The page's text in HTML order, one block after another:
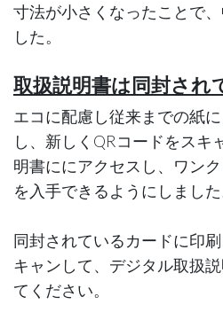
寸法が小さくなったことで
した。
取扱説明書は同封され
エコに配慮し従来までの紙
し、新しくQRコードをスキ
明書ににアクセスし、ワン
を入手できるようにしました
同封されているカードに印
キャンして、デジタル取扱
てください。